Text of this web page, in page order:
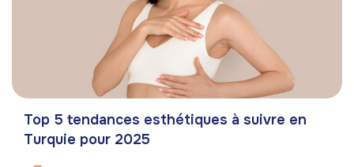
Top 5 tendances esthétiques à suivre en
Turquie pour 2025